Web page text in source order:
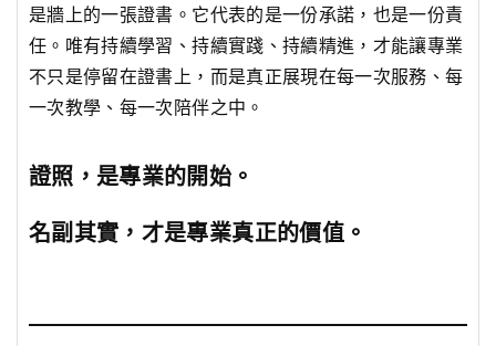
是牆上的一張證書。它代表的是一份承諾，也是一份責
任。唯有持續學習、持續實踐、持續精進，才能讓專業
不只是停留在證書上，而是真正展現在每一次服務、每
一次教學、每一次陪伴之中。
證照，是專業的開始。
名副其實，才是專業真正的價值。